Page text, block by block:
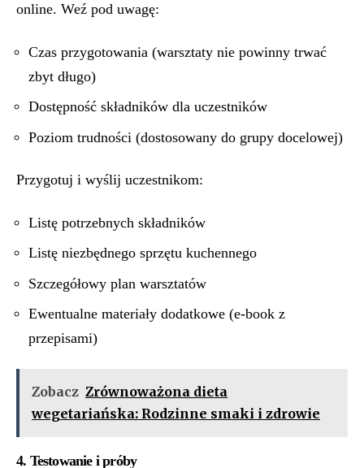
online. Weź pod uwagę:
Czas przygotowania (warsztaty nie powinny trwać
zbyt długo)
Dostępność składników dla uczestników
Poziom trudności (dostosowany do grupy docelowej)
Przygotuj i wyślij uczestnikom:
Listę potrzebnych składników
Listę niezbędnego sprzętu kuchennego
Szczegółowy plan warsztatów
Ewentualne materiały dodatkowe (e-book z
przepisami)
Zobacz Zrównoważona dieta
wegetariańska: Rodzinne smaki i zdrowie
4. Testowanie i próby